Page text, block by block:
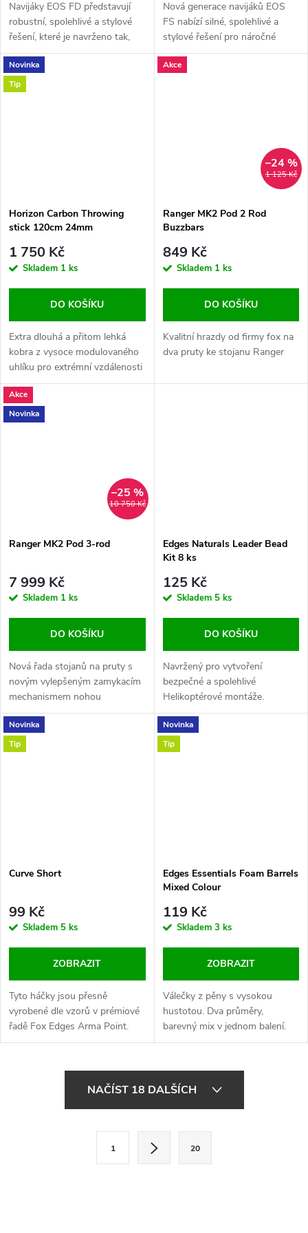
Navijáky EOS FD představují
robustní, spolehlivé a stylové
řešení, které je navrženo tak,
aby odolalo náročným
podmínkám při lovu kaprů, a
zároveň nabízí vynikající poměr
Nová generace navijáků EOS
FS nabízí silné, spolehlivé a
stylové řešení pro náročné
požadavky moderního rybolovu
a zároveň poskytuje skvělý
Novinka
Tip
Horizon Carbon Throwing
stick 120cm 24mm
1 750 Kč
Skladem 1 ks
DO KOŠÍKU
Extra dlouhá a přitom lehká
kobra z vysoce modulovaného
uhlíku pro extrémní vzdálenosti
Akce
1 125 Kč
–24 %
Ranger MK2 Pod 2 Rod
Buzzbars
849 Kč
Skladem 1 ks
DO KOŠÍKU
Kvalitní hrazdy od firmy fox na
dva pruty ke stojanu Ranger
Akce
Novinka
10 750 Kč
–25 %
Ranger MK2 Pod 3-rod
7 999 Kč
Skladem 1 ks
DO KOŠÍKU
Nová řada stojanů na pruty s
novým vylepšeným zamykacím
mechanismem nohou
Edges Naturals Leader Bead
Kit 8 ks
125 Kč
Skladem 5 ks
DO KOŠÍKU
Navržený pro vytvoření
bezpečné a spolehlivé
Helikoptérové montáže.
Novinka
Tip
Curve Short
99 Kč
Skladem 5 ks
ZOBRAZIT
Tyto háčky jsou přesně
vyrobené dle vzorů v prémiové
řadě Fox Edges Arma Point.
Novinka
Tip
Edges Essentials Foam Barrels
Mixed Colour
119 Kč
Skladem 3 ks
ZOBRAZIT
Válečky z pěny s vysokou
hustotou. Dva průměry,
barevný mix v jednom balení.
NAČÍST 18 DALŠÍCH
1 20